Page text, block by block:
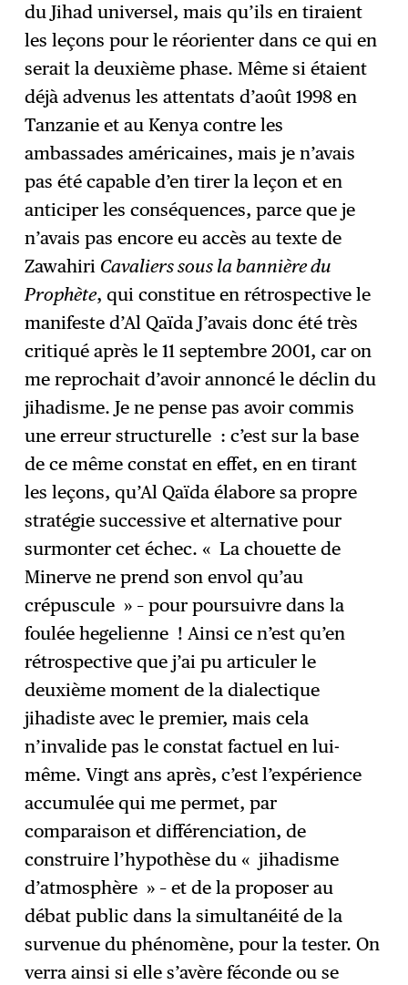
du Jihad universel, mais qu’ils en tiraient
les leçons pour le réorienter dans ce qui en
serait la deuxième phase. Même si étaient
déjà advenus les attentats d’août 1998 en
Tanzanie et au Kenya contre les
ambassades américaines, mais je n’avais
pas été capable d’en tirer la leçon et en
anticiper les conséquences, parce que je
n’avais pas encore eu accès au texte de
Zawahiri Cavaliers sous la bannière du
Prophète, qui constitue en rétrospective le
manifeste d’Al Qaïda J’avais donc été très
critiqué après le 11 septembre 2001, car on
me reprochait d’avoir annoncé le déclin du
jihadisme. Je ne pense pas avoir commis
une erreur structurelle : c’est sur la base
de ce même constat en effet, en en tirant
les leçons, qu’Al Qaïda élabore sa propre
stratégie successive et alternative pour
surmonter cet échec. « La chouette de
Minerve ne prend son envol qu’au
crépuscule » – pour poursuivre dans la
foulée hegelienne ! Ainsi ce n’est qu’en
rétrospective que j’ai pu articuler le
deuxième moment de la dialectique
jihadiste avec le premier, mais cela
n’invalide pas le constat factuel en lui-
même. Vingt ans après, c’est l’expérience
accumulée qui me permet, par
comparaison et différenciation, de
construire l’hypothèse du « jihadisme
d’atmosphère » – et de la proposer au
débat public dans la simultanéité de la
survenue du phénomène, pour la tester. On
verra ainsi si elle s’avère féconde ou se